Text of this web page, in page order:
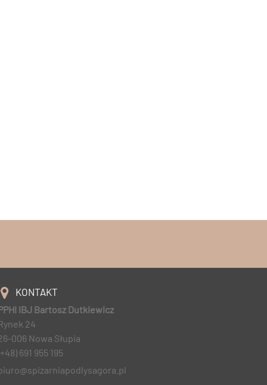
KONTAKT
IBJ Bartosz Dutkiewicz
24
006 Nowa Słupia
691 955 195